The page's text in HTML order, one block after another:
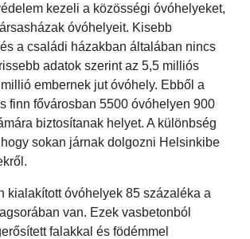
kezeli a közösségi óvóhelyeket,
óvóhelyeit. Kisebb
a családi házakban általában nincs
adatok szerint az 5,5 milliós
embernek jut óvóhely. Ebből a
finn fővárosban 5500 óvóhelyen 900
biztosítanak helyet. A különbség
sokan járnak dolgozni Helsinkibe
kialakított óvóhelyek 85 százaléka a
van. Ezek vasbetonból
falakkal és födémmel